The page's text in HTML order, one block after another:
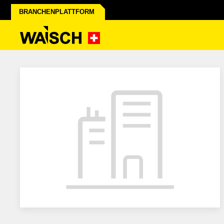
BRANCHENPLATTFORM